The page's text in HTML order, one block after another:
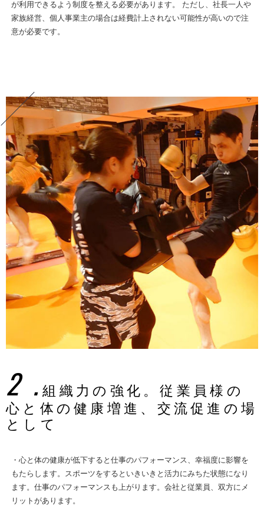
が利用できるよう制度を整える必要があります。 ただし、社長一人や
家族経営、個人事業主の場合は経費計上されない可能性が高いので注
意が必要です。
2．組織力の強化。従業員様の
心と体の健康増進、交流促進の場
として
・心と体の健康が低下すると仕事のパフォーマンス、幸福度に影響を
もたらします。スポーツをするといきいきと活力にみちた状態になり
ます。仕事のパフォーマンスも上がります。会社と従業員、双方にメ
リットがあります。